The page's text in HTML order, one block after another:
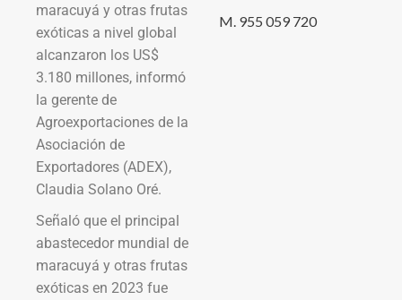
maracuyá y otras frutas
exóticas a nivel global
alcanzaron los US$
3.180 millones, informó
la gerente de
Agroexportaciones de la
Asociación de
Exportadores (ADEX),
Claudia Solano Oré.
Señaló que el principal
abastecedor mundial de
maracuyá y otras frutas
exóticas en 2023 fue
M. 955 059 720